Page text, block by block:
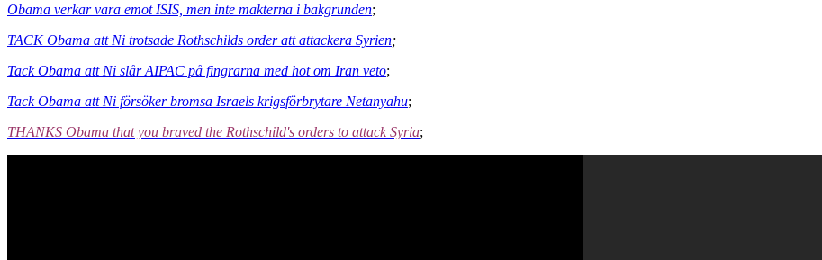
Obama verkar vara emot ISIS, men inte makterna i bakgrunden;
TACK Obama att Ni trotsade Rothschilds order att attackera Syrien;
Tack Obama att Ni slår AIPAC på fingrarna med hot om Iran veto;
Tack Obama att Ni försöker bromsa Israels krigsförbrytare Netanyahu;
THANKS Obama that you braved the Rothschild's orders to attack Syria;